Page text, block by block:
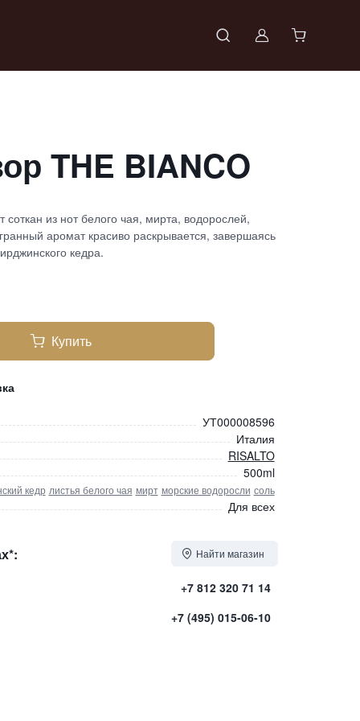
Войти в
THE BIANCO
из нот белого чая, мирта, водорослей,
аромат красиво раскрывается, завершаясь
кедра.
Купить
УТ000008596
Италия
RISALTO
500ml
кедр листья белого чая мирт морские водоросли соль
Для всех
Найти магазин
+7 812 320 71 14
+7 (495) 015-06-10